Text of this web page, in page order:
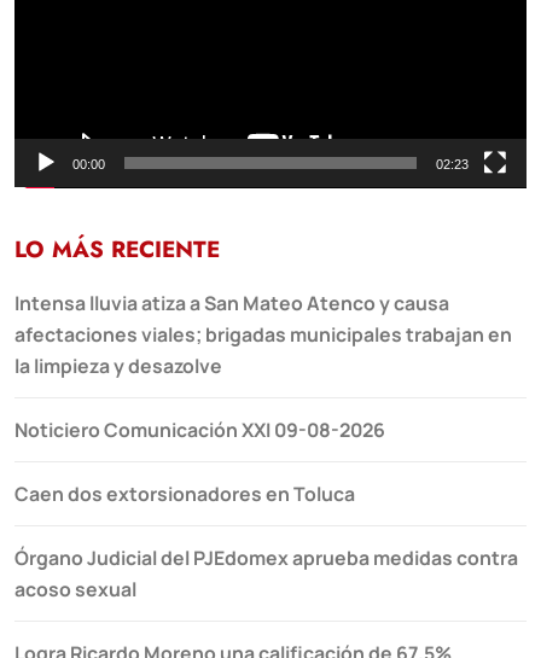
00:00 02:23
LO MÁS RECIENTE
Intensa lluvia atiza a San Mateo Atenco y causa
afectaciones viales; brigadas municipales trabajan en
la limpieza y desazolve
Noticiero Comunicación XXI 09-08-2026
Caen dos extorsionadores en Toluca
Órgano Judicial del PJEdomex aprueba medidas contra
acoso sexual